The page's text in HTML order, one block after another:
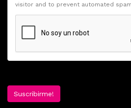
visitor and to prevent automated
Suscribirme!